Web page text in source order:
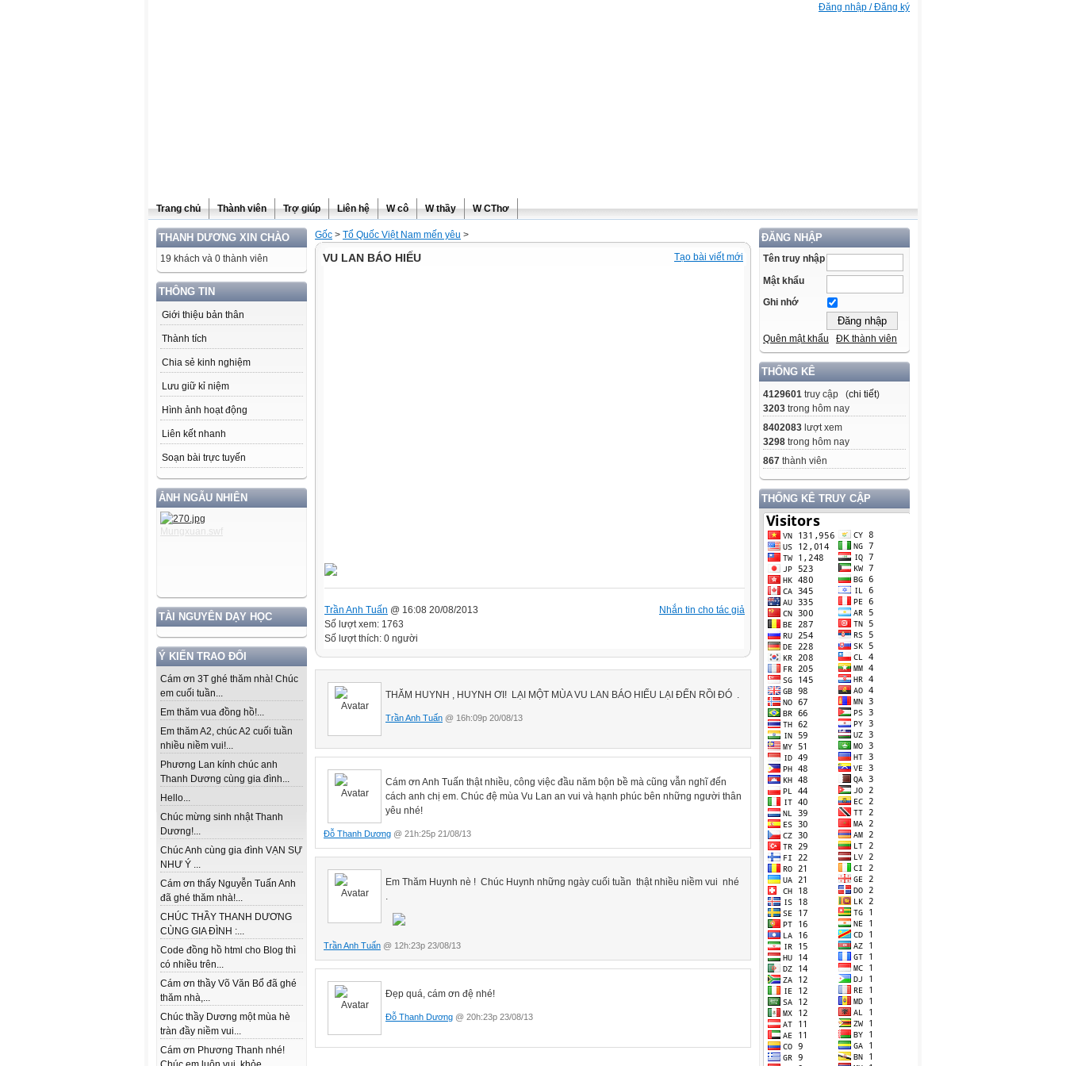
Đăng nhập / Đăng ký
Trang chủ Thành viên Trợ giúp Liên hệ W cô W thầy W CThơ
THANH DƯƠNG XIN CHÀO
19 khách và 0 thành viên
THÔNG TIN
Giới thiệu bản thân
Thành tích
Chia sẻ kinh nghiệm
Lưu giữ kỉ niệm
Hình ảnh hoạt động
Liên kết nhanh
Soạn bài trực tuyến
ẢNH NGẪU NHIÊN
TÀI NGUYÊN DẠY HỌC
Ý KIẾN TRAO ĐỔI
Cám ơn 3T ghé thăm nhà! Chúc
em cuối tuần...
Em thăm vua đồng hồ!...
Em thăm A2, chúc A2 cuối tuần
nhiều niềm vui!...
Phương Lan kính chúc anh
Thanh Dương cùng gia đình...
Hello...
Chúc mừng sinh nhật Thanh
Dương!...
Chúc Anh cùng gia đình VẠN SỰ
NHƯ Ý ...
Cám ơn thấy Nguyễn Tuấn Anh
đã ghé thăm nhà!...
CHÚC THẦY THANH DƯƠNG
CÙNG GIA ĐÌNH :...
Code đồng hồ html cho Blog thì
có nhiều trên...
Cám ơn thầy Võ Văn Bổ đã ghé
thăm nhà,...
Chúc thầy Dương một mùa hè
tràn đầy niềm vui...
Cám ơn Phương Thanh nhé!
ĐĂNG NHẬP
Tên truy nhập
Mật khẩu
Ghi nhớ
Quên mật khẩu ĐK thành viên
THỐNG KÊ
4129601 truy cập (chi tiết)
3203 trong hôm nay
8402083 lượt xem
3298 trong hôm nay
867 thành viên
THỐNG KÊ TRUY CẬP
Gốc > Tổ Quốc Việt Nam mến yêu >
Tạo bài viết mới
VU LAN BÁO HIẾU
Nhắn tin cho tác giả
Trần Anh Tuấn @ 16:08 20/08/2013
Số lượt xem: 1763
Số lượt thích: 0 người
THĂM HUYNH , HUYNH ƠI! LẠI MỘT MÙA VU LAN BÁO HIẾU LẠI ĐẾN RỒI ĐÓ .
Trần Anh Tuấn @ 16h:09p 20/08/13
Cám ơn Anh Tuấn thật nhiều, công việc đầu năm bộn bề mà cũng vẫn nghĩ đến
cách anh chị em. Chúc đệ mùa Vu Lan an vui và hạnh phúc bên những người thân
yêu nhé!
Đỗ Thanh Dương @ 21h:25p 21/08/13
Em Thăm Huynh nè ! Chúc Huynh những ngày cuối tuần thật nhiều niềm vui nhé
Trần Anh Tuấn @ 12h:23p 23/08/13
Đẹp quá, cám ơn đệ nhé!
Đỗ Thanh Dương @ 20h:23p 23/08/13